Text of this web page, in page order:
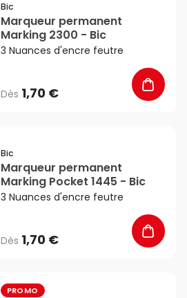
Bic
Marqueur permanent
Marking 2300 - Bic
3 Nuances d'encre feutre
Dès 1,70 €
Bic
Marqueur permanent
Marking Pocket 1445 - Bic
3 Nuances d'encre feutre
Dès 1,70 €
PROMO